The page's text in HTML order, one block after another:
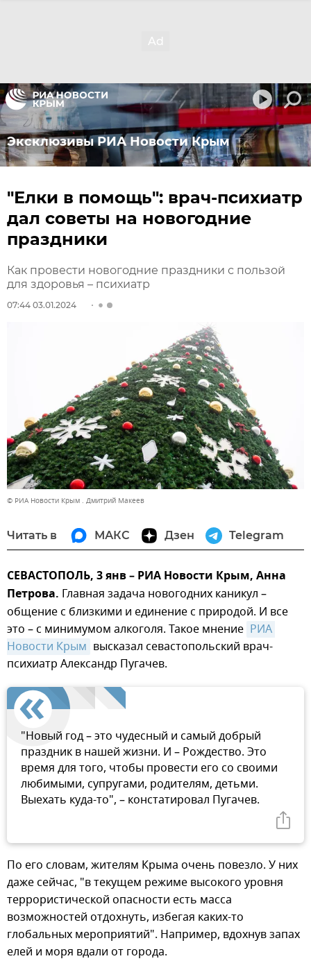
Эксклюзивы РИА Новости Крым
"Елки в помощь": врач-психиатр
дал советы на новогодние
праздники
Как провести новогодние праздники с пользой
для здоровья – психиатр
07:44 03.01.2024
© РИА Новости Крым . Дмитрий Макеев
Читать в МАКС Дзен Telegram
СЕВАСТОПОЛЬ, 3 янв – РИА Новости Крым, Анна
Петрова. Главная задача новогодних каникул –
общение с близкими и единение с природой. И все
это – с минимумом алкоголя. Такое мнение РИА
Новости Крым высказал севастопольский врач-
психиатр Александр Пугачев.
"Новый год – это чудесный и самый добрый
праздник в нашей жизни. И – Рождество. Это
время для того, чтобы провести его со своими
любимыми, супругами, родителям, детьми.
Выехать куда-то", – констатировал Пугачев.
По его словам, жителям Крыма очень повезло. У них
даже сейчас, "в текущем режиме высокого уровня
террористической опасности есть масса
возможностей отдохнуть, избегая каких-то
глобальных мероприятий". Например, вдохнув запах
елей и моря вдали от города.